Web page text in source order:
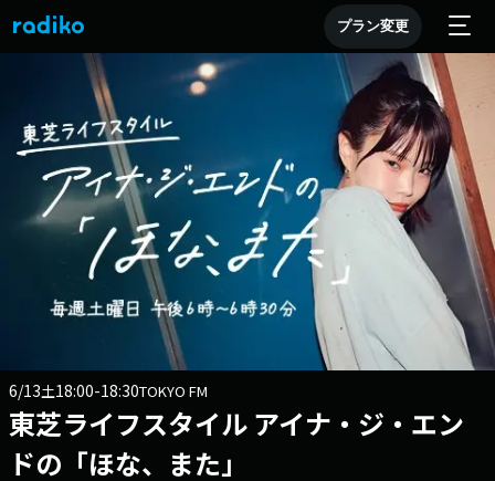
プラン変更
6/13土18:00-18:30TOKYO FM
東芝ライフスタイル アイナ・ジ・エン
ドの「ほな、また」